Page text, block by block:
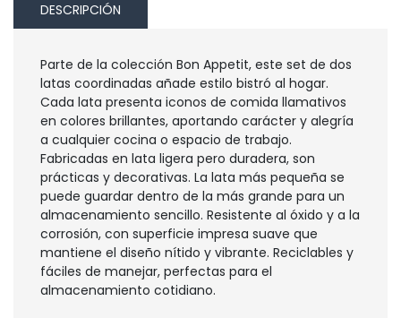
DESCRIPCIÓN
Parte de la colección Bon Appetit, este set de dos
latas coordinadas añade estilo bistró al hogar.
Cada lata presenta iconos de comida llamativos
en colores brillantes, aportando carácter y alegría
a cualquier cocina o espacio de trabajo.
Fabricadas en lata ligera pero duradera, son
prácticas y decorativas. La lata más pequeña se
puede guardar dentro de la más grande para un
almacenamiento sencillo. Resistente al óxido y a la
corrosión, con superficie impresa suave que
mantiene el diseño nítido y vibrante. Reciclables y
fáciles de manejar, perfectas para el
almacenamiento cotidiano.